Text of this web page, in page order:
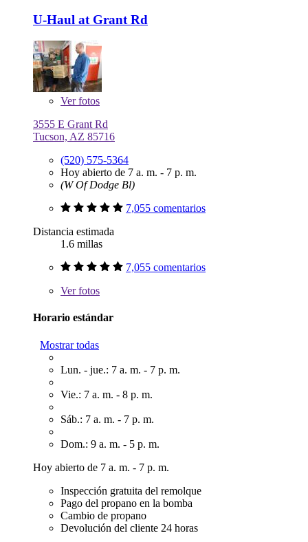
U-Haul at Grant Rd
Verfotos
3555 E Grant Rd
Tucson, AZ 85716
(520) 575-5364
Hoy abierto de 7 a. m. - 7 p. m.
(W Of Dodge Bl)
7,055 comentarios
Distancia estimada
1.6 millas
7,055 comentarios
Verfotos
Horario estándar
Mostrar todas
Lun. - jue.: 7 a. m. - 7 p. m.
Vie.: 7 a. m. - 8 p. m.
Sáb.: 7 a. m. - 7 p. m.
Dom.: 9 a. m. - 5 p. m.
Hoy abierto de 7 a. m. - 7 p. m.
Inspección gratuita del remolque
Pago del propano en la bomba
Cambio de propano
Devolución del cliente 24 horas